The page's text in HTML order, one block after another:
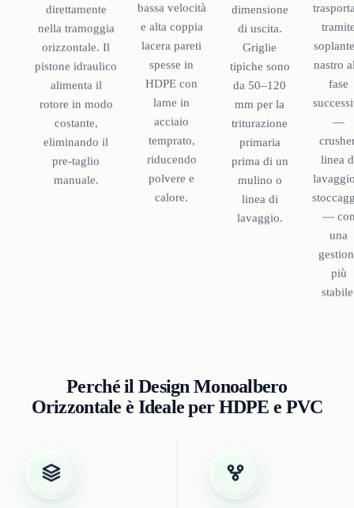
direttamente
nella tramoggia
orizzontale. Il
pistone idraulico
alimenta il
rotore in modo
costante,
eliminando il
pre-taglio
manuale.
bassa velocità
e alta coppia
lacera pareti
spesse in
HDPE con
lame in
acciaio
temprato,
riducendo
polvere e
calore.
dimensione
di uscita.
Griglie
tipiche sono
da 50–120
mm per la
triturazione
primaria
prima di un
mulino o
linea di
lavaggio.
nastro
fase
—
linea
—
una
più
Perché il Design Monoalbero
Orizzontale è Ideale per HDPE e PVC